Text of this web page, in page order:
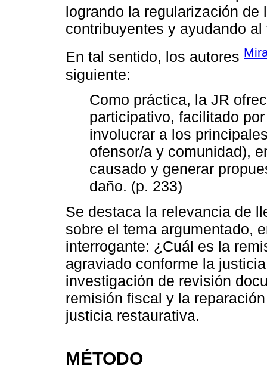
logrando la regularización
contribuyentes y ayudando
En tal sentido, los autores
siguiente:
Como práctica, la JR
participativo, facilitado
involucrar a los
ofensor/a y comunidad),
causado y generar
daño. (p. 233)
Se destaca la relevancia de
sobre el tema argumentado,
interrogante: ¿Cuál es la
agraviado conforme la
investigación de revisión
remisión fiscal y la
justicia restaurativa.
MÉTODO